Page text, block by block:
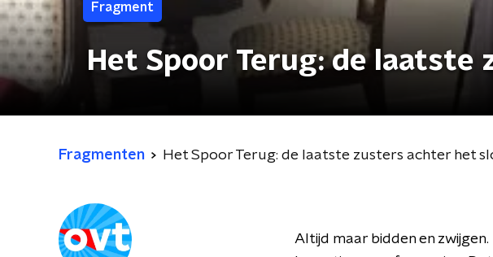
Fragment
Het Spoor Terug: de
Fragmenten Het Spoor Terug: de laatste zusters achter het
Altijd maar bidden en